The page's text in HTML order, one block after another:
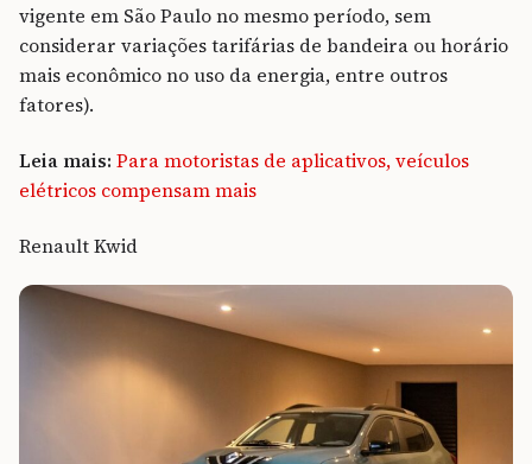
vigente em São Paulo no mesmo período, sem
considerar variações tarifárias de bandeira ou horário
mais econômico no uso da energia, entre outros
fatores).
Leia mais: Para motoristas de aplicativos, veículos
elétricos compensam mais
Renault Kwid